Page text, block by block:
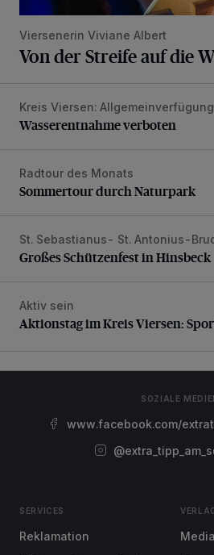
Viersenerin Viviane Albert
Von der Streife auf die
Wasserentnahme verboten
Kreis Viersen: Allgemeinverfügung
Wasserentnahme verboten
Sommertour durch Naturpark
Radtour des Monats
Sommertour durch Naturpark
Großes Schützenfest in Hinsbeck
St. Sebastianus- St. Antonius-
Großes Schützenfest in Hinsbeck
Aktionstag im Kreis Viersen:
Aktiv sein
Aktionstag im Kreis Viersen:
SOZIALE
www.facebook.com/
SERVICES
Reklamation